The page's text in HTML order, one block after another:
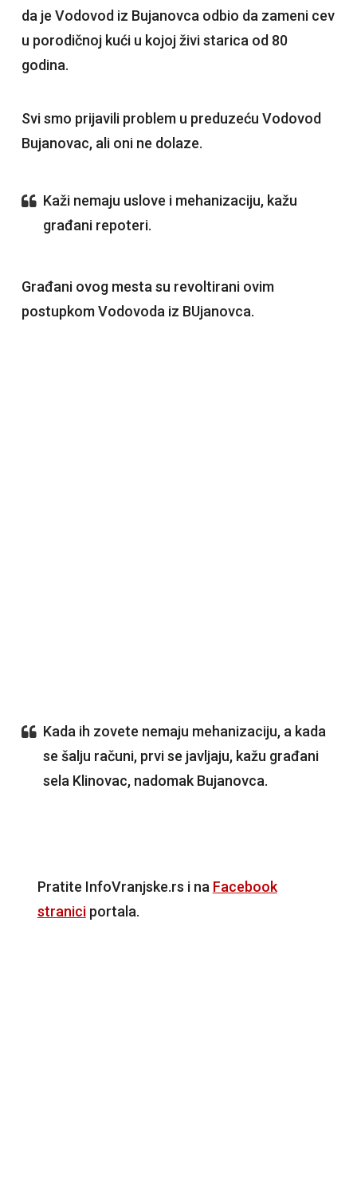
da je Vodovod iz Bujanovca odbio da zameni cev
u porodičnoj kući u kojoj živi starica od 80
godina.
Svi smo prijavili problem u preduzeću Vodovod
Bujanovac, ali oni ne dolaze.
Kaži nemaju uslove i mehanizaciju, kažu
građani repoteri.
Građani ovog mesta su revoltirani ovim
postupkom Vodovoda iz BUjanovca.
Kada ih zovete nemaju mehanizaciju, a kada
se šalju računi, prvi se javljaju, kažu građani
sela Klinovac, nadomak Bujanovca.
Pratite InfoVranjske.rs i na Facebook
straniciportala.